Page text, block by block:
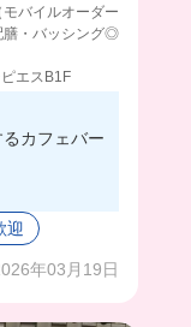
バイルオーダー
・バッシング◎
エスB1F
カフェバー
かないは絶
しながら働
迎
年03月19日